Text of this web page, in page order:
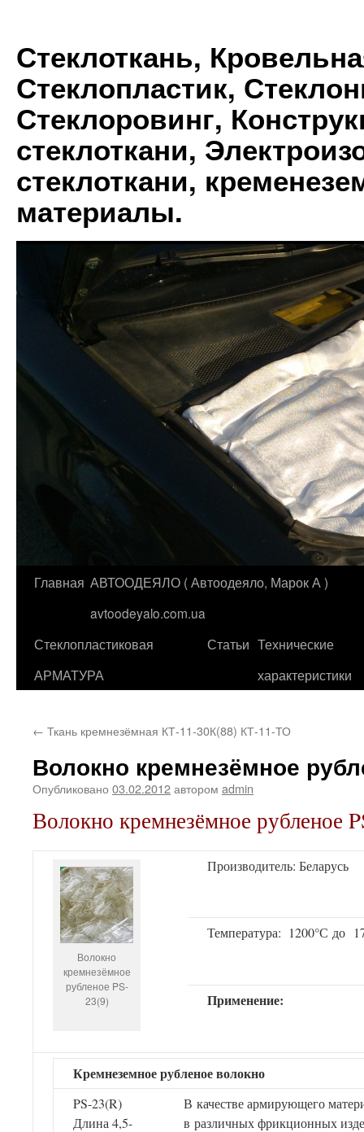
Стеклоткань,
Стеклопластик,
Стеклоровинг,
стеклоткани,
стеклоткани,
материалы.
Перейти
содержимому
Главная АВТООДЕЯЛО ( Автоодеяло, Марок А )
avtoodeyalo.com.ua
Стеклопластиковая
АРМАТУРА
Статьи Технические
характеристики
← Ткань кремнезёмная КТ-11-30К(88) КТ-11-ТО
Волокно кремнезёмное
Опубликовано 03.02.2012автором admin
Волокно кремнезёмное рубленое
Волокно
кремнезёмное
рубленое PS-
23(9)
Производитель: Беларусь
Температура: 1200°С до
Применение:
Кремнеземное рубленое волокно
PS-23(R)
Длина 4,5-
В качестве армирующего
в различных фрикционных